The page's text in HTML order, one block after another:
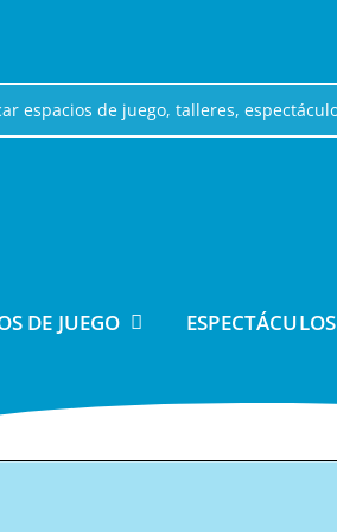
DE JUEGO ESPECTÁCULOS